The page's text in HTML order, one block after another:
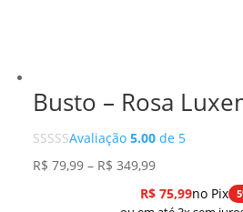
Busto – Rosa
Avaliação5.00 de 5
R$ 79,99 – R$ 349,99Faixa
de
R$75,99no Pix